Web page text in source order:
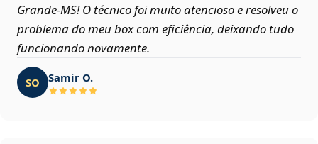
Grande‑MS! O técnico foi muito atencioso e resolveu o
problema do meu box com eficiência, deixando tudo
funcionando novamente.
SO Samir O.